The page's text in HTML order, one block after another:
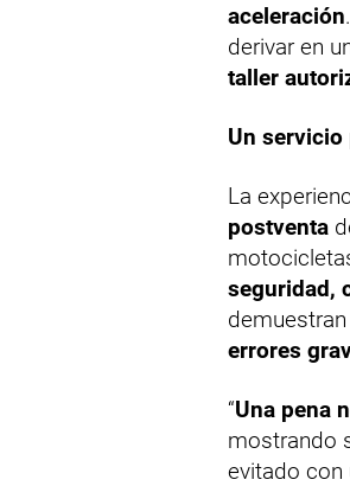
aceleración
derivar en
taller
Un servicio
La
postventa
seguridad,
errores
“Una pena
mostrando
evitado con